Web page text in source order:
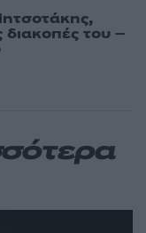
διακοπές του –